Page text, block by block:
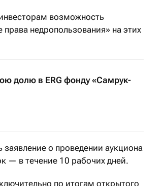
возможность
недропользования» на этих
долю в ERG фонду «Самрук-
о проведении аукциона
— в течение 10 рабочих дней.
по итогам открытого